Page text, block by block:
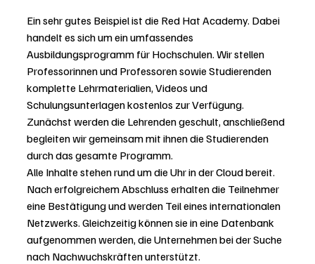
Ein sehr gutes Beispiel ist die Red Hat Academy. Dabei
handelt es sich um ein umfassendes
Ausbildungsprogramm für Hochschulen. Wir stellen
Professorinnen und Professoren sowie Studierenden
komplette Lehrmaterialien, Videos und
Schulungsunterlagen kostenlos zur Verfügung.
Zunächst werden die Lehrenden geschult, anschließend
begleiten wir gemeinsam mit ihnen die Studierenden
durch das gesamte Programm.
Alle Inhalte stehen rund um die Uhr in der Cloud bereit.
Nach erfolgreichem Abschluss erhalten die Teilnehmer
eine Bestätigung und werden Teil eines internationalen
Netzwerks. Gleichzeitig können sie in eine Datenbank
aufgenommen werden, die Unternehmen bei der Suche
nach Nachwuchskräften unterstützt.